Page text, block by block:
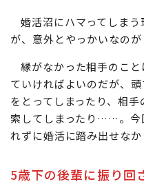
婚活沼にハマってしま
が、意外とやっかいなのが
縁がなかった相手のこ
ていければよいのだが、
をとってしまったり、相
索してしまったり……。今
れずに婚活に踏み出せな
5歳下の後輩に振り回